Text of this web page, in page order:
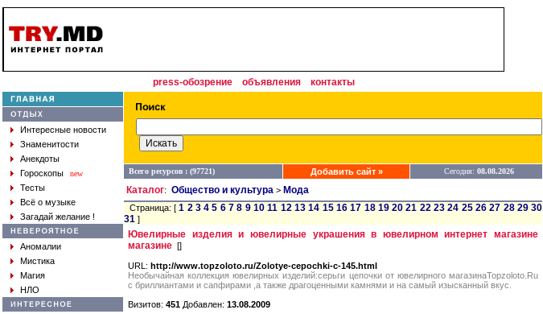
press-обозрение объявления контакты
Интересные новости
Знаменитости
Анекдоты
Гороскопы
new
Тесты
Всё о музыке
Загадай желание !
Аномалии
Мистика
Магия
НЛО
Всего ресурсов : (97721) Добавить сайт » Сегодня: 08.08.2026
Каталог: Общество и культура > Мода
Страница: [1 2 3 4 5 6 7 8 9 10 11 12 13 14 15 16 17 18 19 20 21 22 23 24 25 26 27 28 29 30
31 ]
Ювелирные изделия и ювелирные украшения в ювелирном интернет магазине
магазине []
URL: http://www.topzoloto.ru/Zolotye-cepochki-c-145.html
Необычайная коллекция ювелирных изделий:серьги цепочки от ювелирного магазинаTopzoloto.Ru
с бриллиантами и сапфирами ,а также драгоценными камнями и на самый изысканный вкус.
Визитов: 451 Добавлен: 13.08.2009